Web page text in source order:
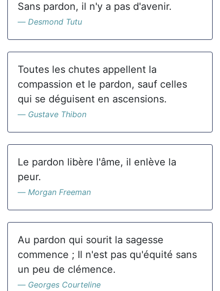
Sans pardon, il n'y a pas d'avenir.
Desmond Tutu
Toutes les chutes appellent la
compassion et le pardon, sauf celles
qui se déguisent en ascensions.
Gustave Thibon
Le pardon libère l'âme, il enlève la
peur.
Morgan Freeman
Au pardon qui sourit la sagesse
commence ; Il n'est pas qu'équité sans
un peu de clémence.
Georges Courteline